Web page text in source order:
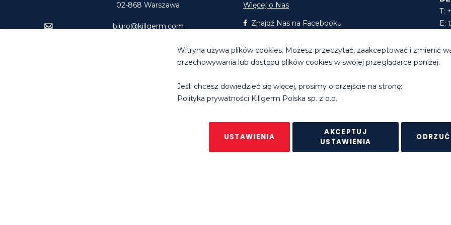
02-868 Warszawa
biuro@killgerm.com
Tel: +48 22 894 74 00
Więcej o Nas
Znajdź Nas na Facebooku
T:
E:
© Killgerm Group Ltd. |Polityka prywatności|Regulamin sklepu
Witryna używa plików cookies. Możesz przeczytać, zaakceptować i zmienić
przechowywania lub dostępu plików cookies w swojej przeglądarce poniżej.
Jeśli chcesz dowiedzieć się więcej, prosimy o przejście na stronę:
Polityka prywatności Killgerm Polska sp. z o.o.
AKCEPTUJ
USTAWIENIA
USTAWIENIA ODRZUĆ